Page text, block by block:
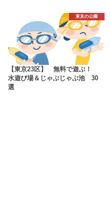
東京の公園
【東京23区】 無料で遊ぶ！
水遊び場＆じゃぶじゃぶ池 30
選